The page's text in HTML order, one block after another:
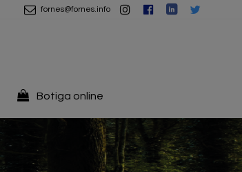
fornes@fornes.info
Botiga online